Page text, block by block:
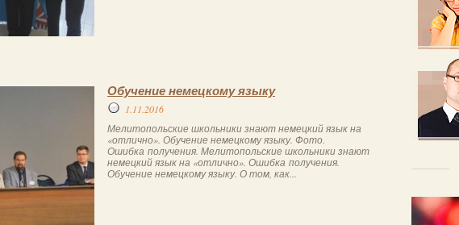
Обучение немецкому языку
1.11.2016
Мелитопольские школьники знают немецкий язык на
«отлично». Обучение немецкому языку. Фото.
Ошибка получения. Мелитопольские школьники знают
немецкий язык на «отлично». Ошибка получения.
Обучение немецкому языку. О том, как...